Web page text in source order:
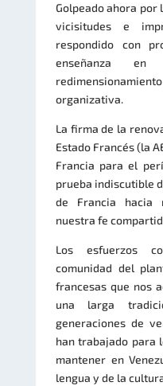
Golpeado ahora por
vicisitudes e
respondido con
enseñanza
organizativa.
La firma de la
Estado Francés (la
Francia para el
prueba indiscutible
de Francia hacia
nuestra fe
Los esfuerzos
comunidad del
francesas que nos
una larga
generaciones de
han trabajado para
mantener en
lengua y de la